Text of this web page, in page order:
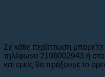
Σε κάθε περίπτωση
τηλέφωνο 2106002943 ή
και εμείς θα πράξουμε το